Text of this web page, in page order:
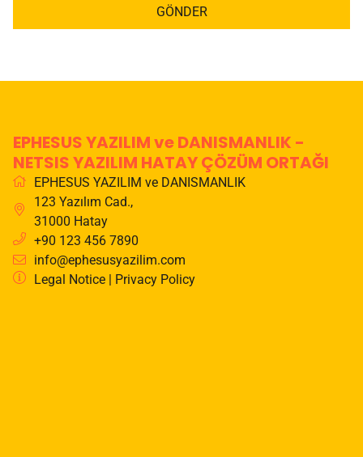
GÖNDER
EPHESUS YAZILIM ve DANISMANLIK -
NETSIS YAZILIM HATAY ÇÖZÜM ORTAĞI
EPHESUS YAZILIM ve DANISMANLIK
123 Yazılım Cad.,
31000 Hatay
+90 123 456 7890
info@ephesusyazilim.com
Legal Notice| Privacy Policy